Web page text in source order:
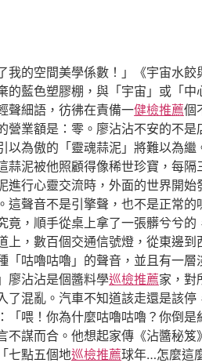
我的空間美學係數！」《宇宙水
的藍色塑膠棚，與「宇宙」或「
聲細語，彷彿在責備一健檢推薦個
業額是：零。廖沾沾不安的不
為傲的「靈魂蒜泥」將難以為
泥被他照顧得像稀世珍寶，每
行心靈交流時，外面的世界開
音不是引擎聲，也不是正常的
，順手從桌上拿了一張髒兮兮
，數百個交通信號燈，從東邊
咕嚕咕嚕」的聲音，並且有一
廖沾沾是個醬料學巡檢推薦家，對
混亂。汽車不知道該走還是該
喂！你為什麼咕嚕咕嚕？你倒
謀而合。他想起家傳《沾醬秘
七點五個地巡檢推薦球年…怎麼這